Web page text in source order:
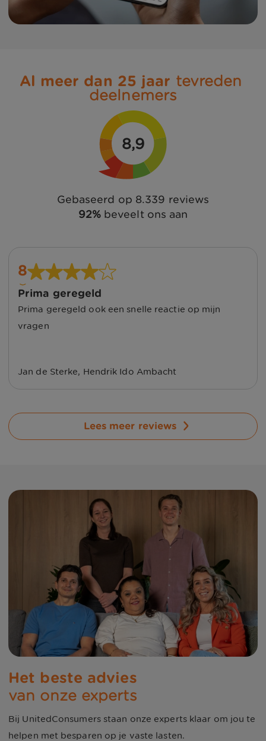
Al meer dan 25 jaar tevreden
deelnemers
8,9
Gebaseerd op 8.339 reviews
92%beveelt ons aan
8
Prima geregeld
Prima geregeld ook een snelle reactie op mijn
vragen
Jan de Sterke, Hendrik Ido Ambacht
Lees meer reviews
Het beste advies
van onze experts
Bij UnitedConsumers staan onze experts klaar om jou te
helpen met besparen op je vaste lasten.